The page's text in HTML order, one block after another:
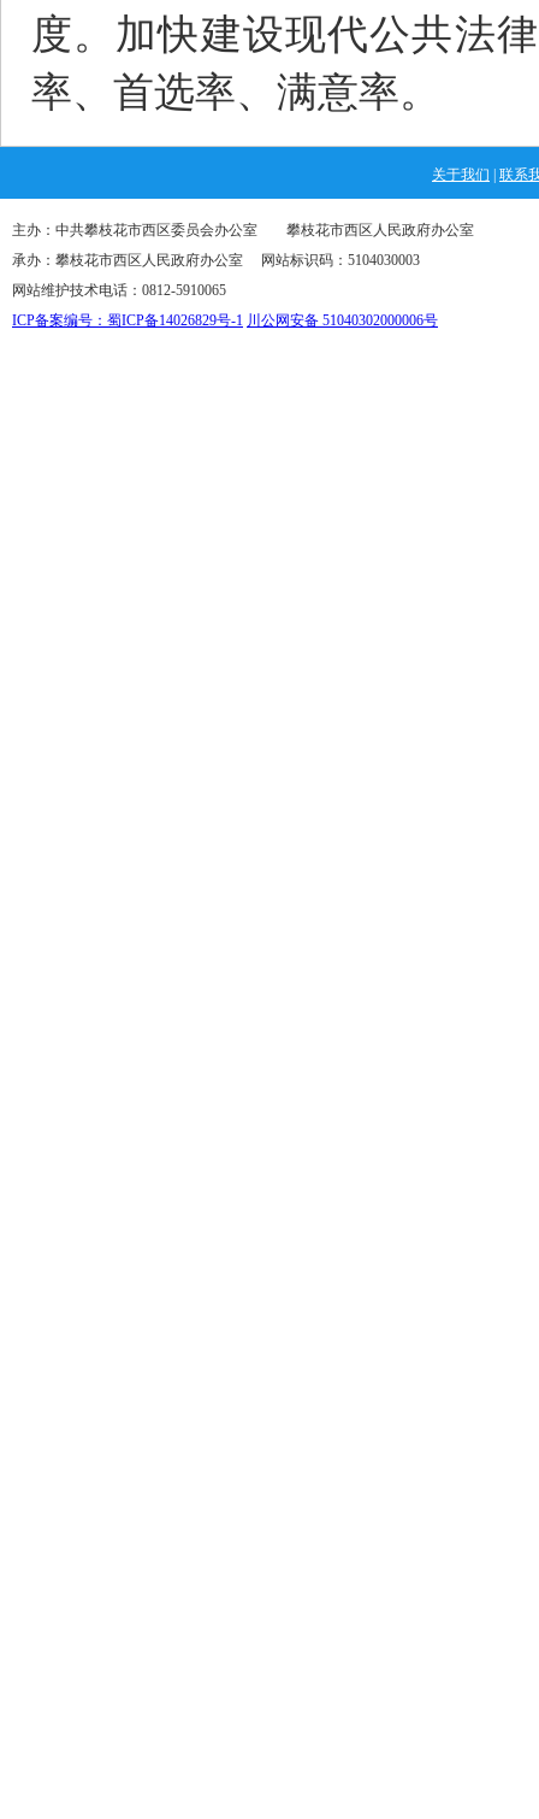
度。加快建设现代公共法
率、首选率、满意率。
关于我们 联系
主办：中共攀枝花市西区委员会办公室 攀枝花市西区人民政府办公室
承办：攀枝花市西区人民政府办公室 网站标识码：5104030003
网站维护技术电话：0812-5910065
ICP备案编号：蜀ICP备14026829号-1 川公网安备 51040302000006号